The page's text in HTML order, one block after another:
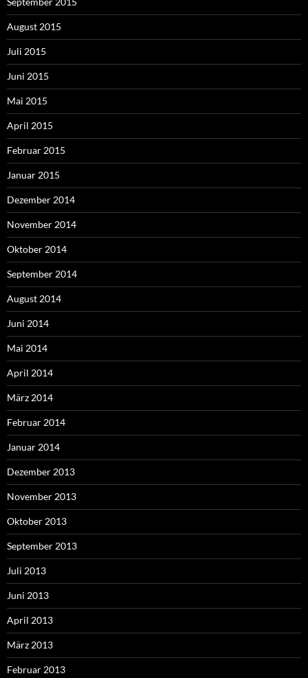
August 2015
Juli 2015
Juni 2015
Mai 2015
April 2015
Februar 2015
Januar 2015
Dezember 2014
November 2014
Oktober 2014
September 2014
August 2014
Juni 2014
Mai 2014
April 2014
März 2014
Februar 2014
Januar 2014
Dezember 2013
November 2013
Oktober 2013
September 2013
Juli 2013
Juni 2013
April 2013
März 2013
Februar 2013